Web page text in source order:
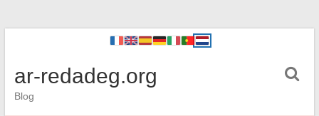
ar-redadeg.org
Blog